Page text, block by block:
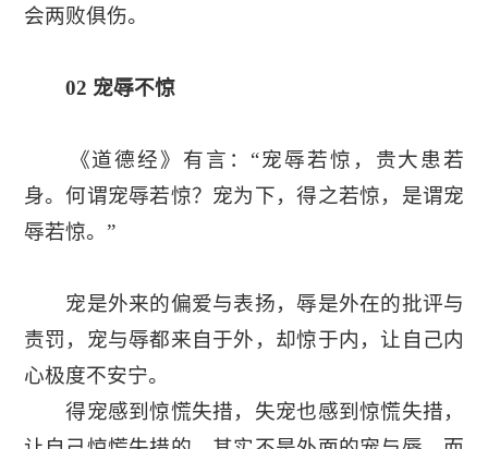
会两败俱伤。
02 宠辱不惊
《道德经》有言：“宠辱若惊，贵大患若
身。何谓宠辱若惊？宠为下，得之若惊，是谓宠
辱若惊。”
宠是外来的偏爱与表扬，辱是外在的批评与
责罚，宠与辱都来自于外，却惊于内，让自己内
心极度不安宁。
得宠感到惊慌失措，失宠也感到惊慌失措，